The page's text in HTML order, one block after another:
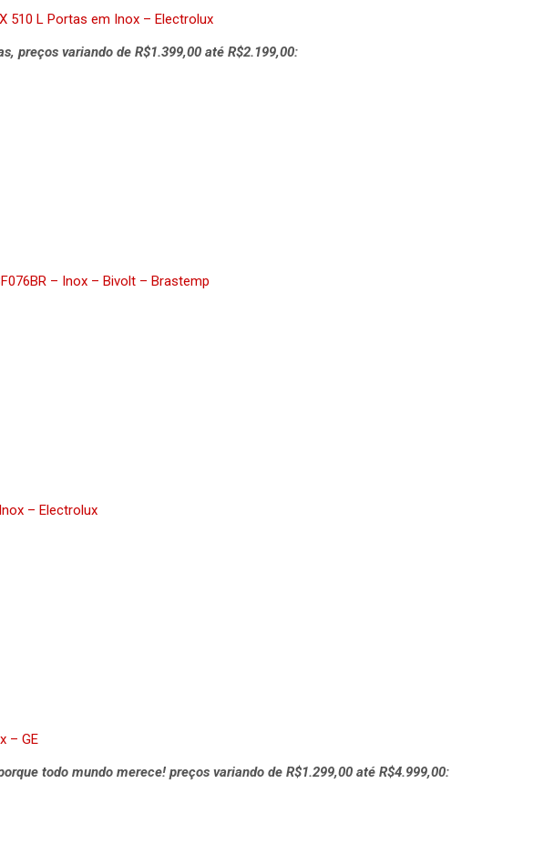
510 L Portas em Inox – Electrolux
preços variando de R$1.399,00 até R$2.199,00:
– Inox – Bivolt – Brastemp
– Electrolux
– GE
todo mundo merece! preços variando de R$1.299,00 até R$4.999,00: